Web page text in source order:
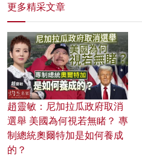
更多精采文章
趙靈敏：尼加拉瓜政府取消
選舉 美國為何視若無睹？ 專
制總統奧爾特加是如何養成
的？